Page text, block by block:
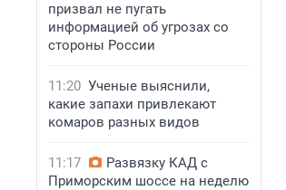
призвал не пугать
информацией об угрозах со
стороны России
11:20 Ученые выяснили,
какие запахи привлекают
комаров разных видов
11:17
Развязку КАД с
Приморским шоссе на неделю